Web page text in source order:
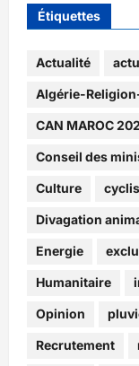
Étiquettes
Actualité
Algérie-
CAN MAROC
Conseil des
Culture
Divagation
Energie exclu
Humanitaire
Opinion
Recrutement